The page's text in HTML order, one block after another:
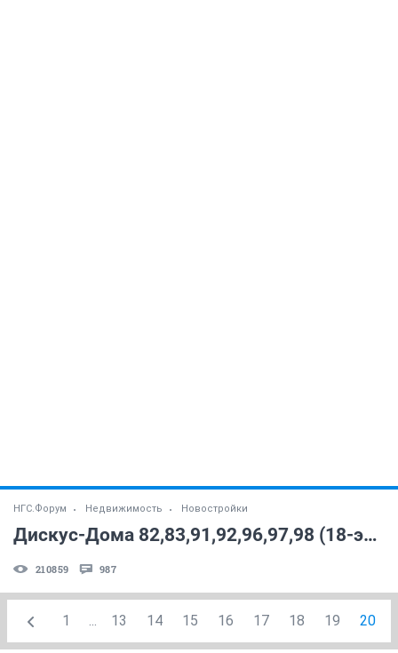
НГС.Форум Недвижимость Новостройки
Дискус-Дома 82,83,91,92,96,97,98 (18-этажки) (часть 5)
210859 987
1 ... 13 14 15 16 17 18 19 20